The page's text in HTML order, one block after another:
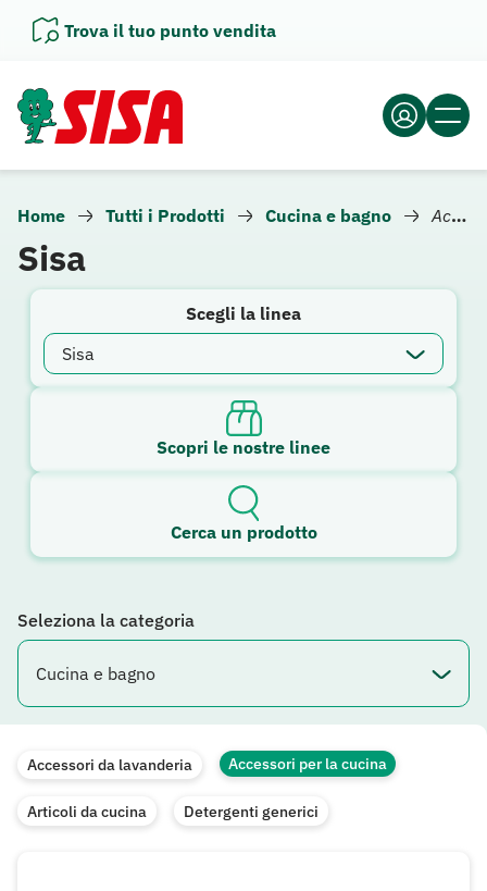
Trova il tuo punto vendita
Home Tutti i Prodotti Cucina e bagno Accessori per la cucina
Sisa
Scegli la linea
Scopri le nostre linee
Cerca un prodotto
Seleziona la categoria
Accessori da lavanderia Accessori per la cucina
Articoli da cucina Detergenti generici